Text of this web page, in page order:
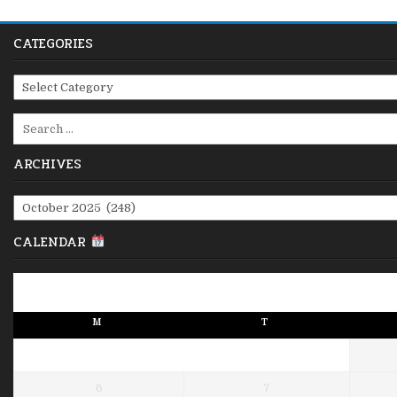
CATEGORIES
Categories
ARCHIVES
Archives
CALENDAR
M T
6 7